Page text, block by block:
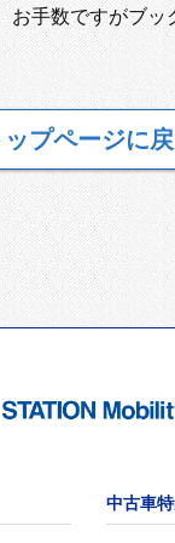
手数ですがブッ
ップページに
中古車